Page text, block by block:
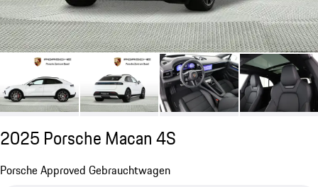
2025 Porsche Macan 4S
Porsche Approved Gebrauchtwagen